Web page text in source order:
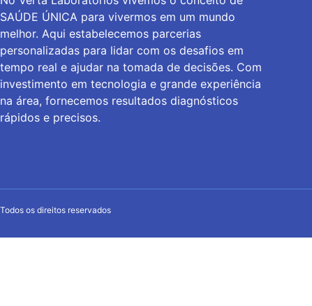
SAÚDE ÚNICA para vivermos em um mundo
melhor. Aqui estabelecemos parcerias
personalizadas para lidar com os desafios em
tempo real e ajudar na tomada de decisões. Com
investimento em tecnologia e grande experiência
na área, fornecemos resultados diagnósticos
rápidos e precisos.
Todos os direitos reservados